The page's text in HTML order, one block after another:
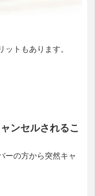
トもあります。
ンセルされるこ
ーの方から突然キャ